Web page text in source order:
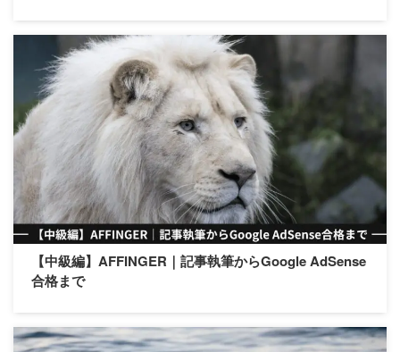
【中級編】AFFINGER｜記事執筆からGoogle AdSense
合格まで